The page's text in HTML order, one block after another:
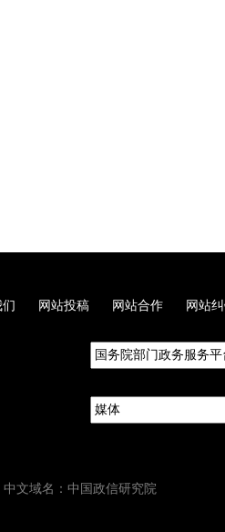
网站投稿 网站合作 网站
文域名：中国政信研究院